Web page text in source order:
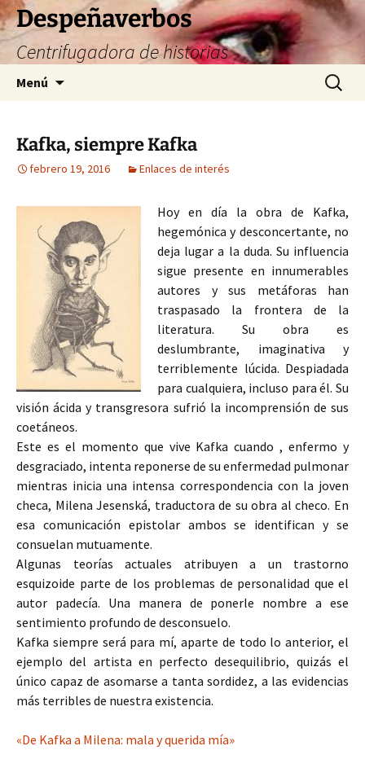
Saltar
al
contenido
Despeñaverbos
Centrifugadora de historias
Menú Buscar:
Kafka, siempre Kafka
febrero 19, 2016 Enlaces de interés
Hoy en día la obra de Kafka,
hegemónica y desconcertante, no
deja lugar a la duda. Su influencia
sigue presente en innumerables
autores y sus metáforas han
traspasado la frontera de la
literatura. Su obra es
deslumbrante, imaginativa y
terriblemente lúcida. Despiadada
para cualquiera, incluso para él. Su
visión ácida y transgresora sufrió la incomprensión de sus
coetáneos.
Este es el momento que vive Kafka cuando , enfermo y
desgraciado, intenta reponerse de su enfermedad pulmonar
mientras inicia una intensa correspondencia con la joven
checa, Milena Jesenská, traductora de su obra al checo. En
esa comunicación epistolar ambos se identifican y se
consuelan mutuamente.
Algunas teorías actuales atribuyen a un trastorno
esquizoide parte de los problemas de personalidad que el
autor padecía. Una manera de ponerle nombre a ese
sentimiento profundo de desconsuelo.
Kafka siempre será para mí, aparte de todo lo anterior, el
ejemplo del artista en perfecto desequilibrio, quizás el
único capaz de asomarse a tanta sordidez, a las evidencias
más terribles de nuestra existencia.
«De Kafka a Milena: mala y querida mía»